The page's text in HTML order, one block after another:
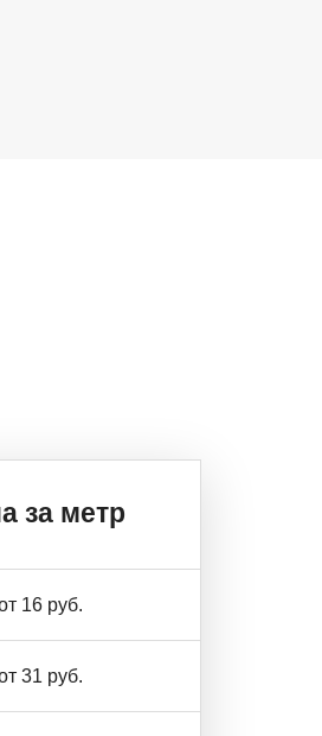
за метр
16 руб.
31 руб.